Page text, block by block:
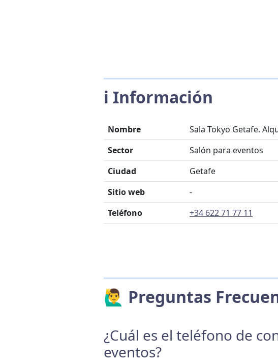
ℹ️ Información
Nombre
Sala Tokyo Getafe.
Sector
Salón para eventos
Ciudad
Getafe
Sitio web
-
Teléfono
+34 622 71 77 11
🙋‍♂️ Preguntas
¿Cuál es el teléfono de
eventos?